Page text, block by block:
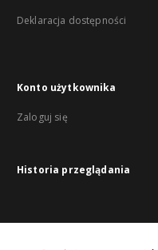
Deklaracja dostępności
Konto użytkownika
Zaloguj się
Historia przeglądania